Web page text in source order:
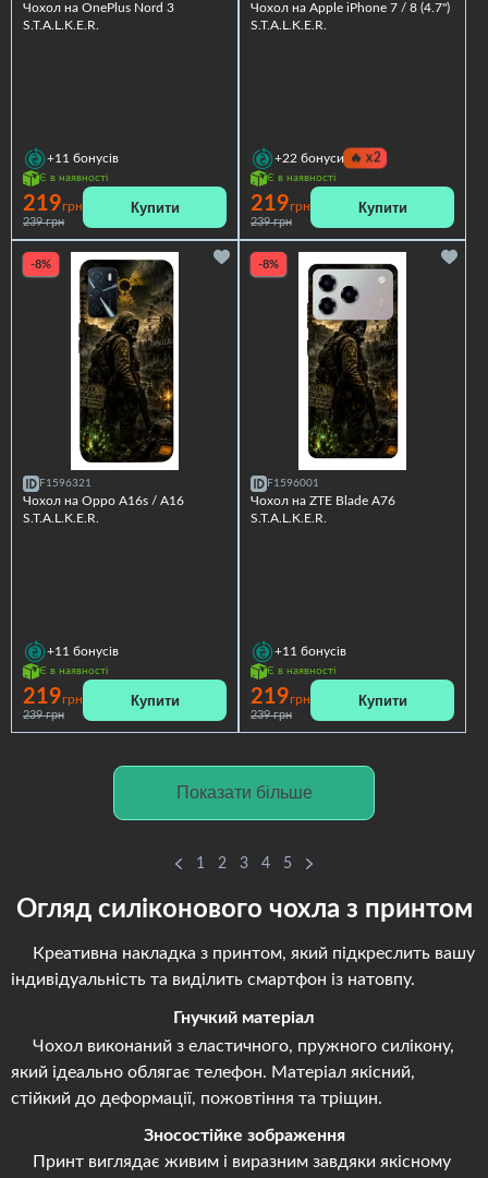
Чохол на OnePlus Nord 3
S.T.A.L.K.E.R.
+11 бонусів
Є в наявності
219грн
239 грн
Купити
Чохол на Apple iPhone 7 / 8 (4.7")
S.T.A.L.K.E.R.
+22 бонуси 🔥x2
Є в наявності
219грн
239 грн
Купити
-8%
F1596321
Чохол на Oppo A16s / A16
S.T.A.L.K.E.R.
+11 бонусів
Є в наявності
219грн
239 грн
Купити
-8%
F1596001
Чохол на ZTE Blade A76
S.T.A.L.K.E.R.
+11 бонусів
Є в наявності
219грн
239 грн
Купити
Показати більше
1 2 3 4 5
Огляд силіконового чохла з принтом
Креативна накладка з принтом, який підкреслить вашу
індивідуальність та виділить смартфон із натовпу.
Гнучкий матеріал
Чохол виконаний з еластичного, пружного силікону,
який ідеально облягає телефон. Матеріал якісний,
стійкий до деформації, пожовтіння та тріщин.
Зносостійке зображення
Принт виглядає живим і виразним завдяки якісному